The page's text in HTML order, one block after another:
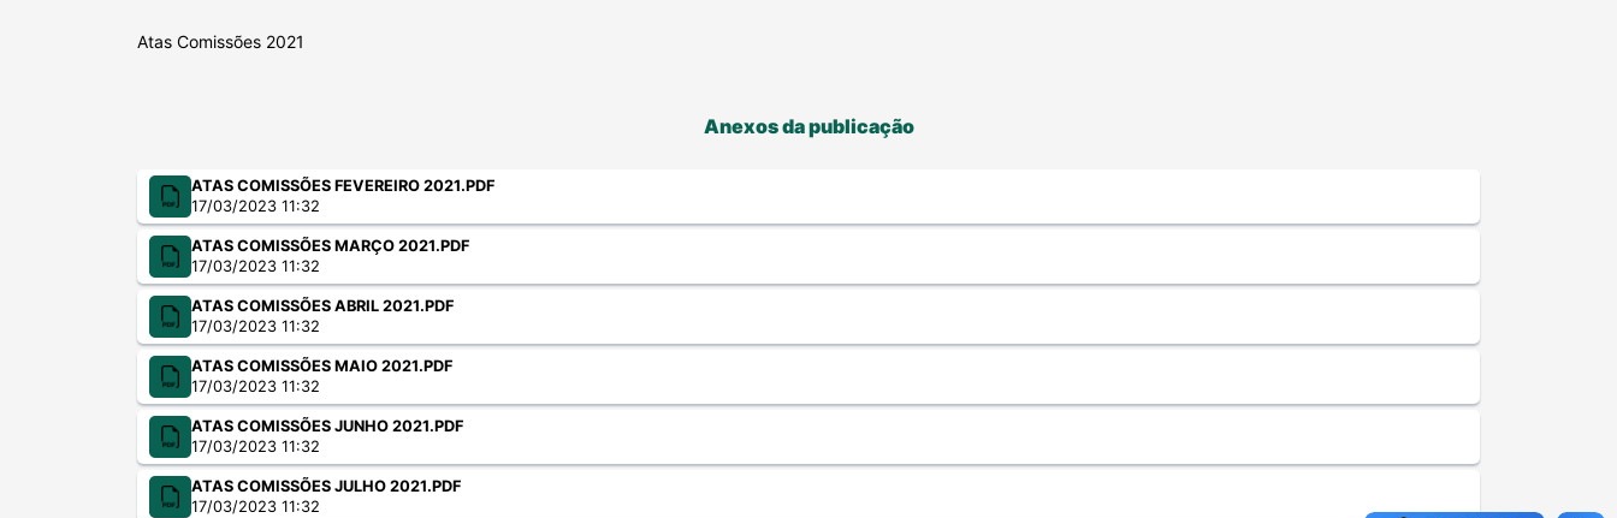
Atas Comissões 2021
Anexos da publicação
ATAS COMISSÕES FEVEREIRO 2021.PDF
17/03/2023 11:32
ATAS COMISSÕES MARÇO 2021.PDF
17/03/2023 11:32
ATAS COMISSÕES ABRIL 2021.PDF
17/03/2023 11:32
ATAS COMISSÕES MAIO 2021.PDF
17/03/2023 11:32
ATAS COMISSÕES JUNHO 2021.PDF
17/03/2023 11:32
ATAS COMISSÕES JULHO 2021.PDF
17/03/2023 11:32